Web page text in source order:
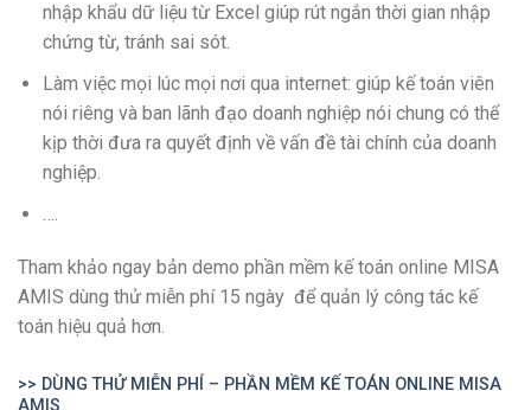
nhập khẩu dữ liệu từ Excel giúp rút ngắn thời gian nhập
chứng từ, tránh sai sót.
Làm việc mọi lúc mọi nơi qua internet: giúp kế toán viên
nói riêng và ban lãnh đạo doanh nghiệp nói chung có thể
kịp thời đưa ra quyết định về vấn đề tài chính của doanh
nghiệp.
Tham khảo ngay bản demo phần mềm kế toán online MISA
AMIS dùng thử miễn phí 15 ngày để quản lý công tác kế
toán hiệu quả hơn.
>> DÙNG THỬ MIỄN PHÍ – PHẦN MỀM KẾ TOÁN ONLINE MISA